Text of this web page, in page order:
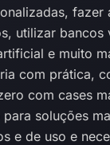
fazer
utilizar bancos
e muito
com prática,
com cases
soluções
e de uso e